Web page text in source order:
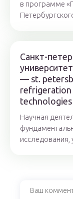
в программе
Санкт-
— st.
refrigeration
technologies
Научная
исследования,